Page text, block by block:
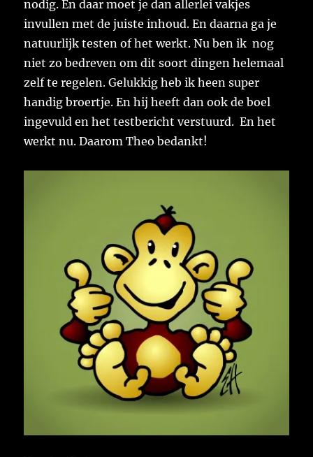
nodig. En daar moet je dan allerlei vakjes
invullen met de juiste inhoud. En daarna ga je
natuurlijk testen of het werkt. Nu ben ik nog
niet zo bedreven om dit soort dingen helemaal
zelf te regelen. Gelukkig heb ik heen super
handig broertje. En hij heeft dan ook de boel
ingevuld en het testbericht verstuurd. En het
werkt nu. Daarom Theo bedankt!